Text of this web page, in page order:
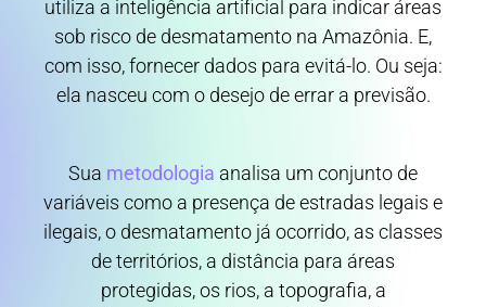
utiliza a inteligência artificial para indicar áreas
sob risco de desmatamento na Amazônia. E,
com isso, fornecer dados para evitá-lo. Ou seja:
ela nasceu com o desejo de errar a previsão.
Sua metodologia analisa um conjunto de
variáveis como a presença de estradas legais e
ilegais, o desmatamento já ocorrido, as classes
de territórios, a distância para áreas
protegidas, os rios, a topografia, a